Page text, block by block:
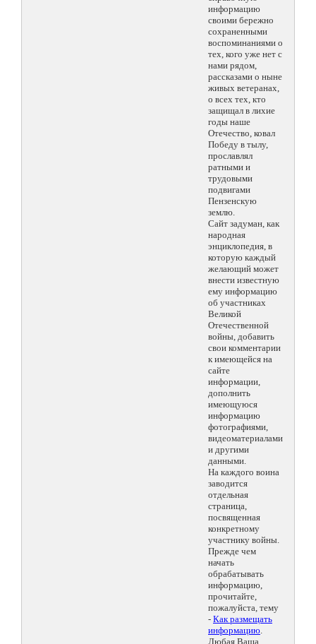
информацию
своими бережно
сохраненными
воспоминаниями о
тех, кого уже нет с
нами рядом,
рассказами о ныне
живых ветеранах,
о всех тех, кто
защищал в лихие
годы наше
Отечество, ковал
Победу в тылу,
прославлял
ратными и
трудовыми
подвигами
Пензенскую
землю.
Сайт задуман, как
народная
энциклопедия, в
которую каждый
желающий может
внести известную
ему информацию
об участниках
Великой
Отечественной
войны, добавить
свои комментарии
к имеющейся на
сайте
информации,
дополнить
имеющуюся
информацию
фотографиями,
видеоматериалами
и другими
данными.
На каждого воина
заводится
отдельная
страница,
посвященная
конкретному
участнику войны.
Прежде чем
начать
обрабатывать
информацию,
прочитайте,
пожалуйста, тему
- Как размещать
информацию.
Любая Ваша